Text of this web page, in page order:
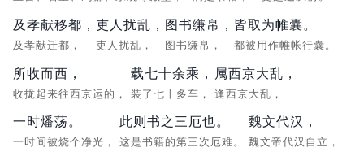
及孝献移都，
及孝献迁都，
吏人扰乱，
吏人扰乱，
图书缣帛，
图书缣帛，
皆取为帷囊。
都被用作帷帐行囊。
所收而西，
收拢起来往西京运的，
载七十余乘，
装了七十多车，
属西京大乱，
逢西京大乱，
一时燔荡。
一时间被烧个净光，
此则书之三厄也。
这是书籍的第三次厄难。
魏文代汉，
魏文帝代汉自立，